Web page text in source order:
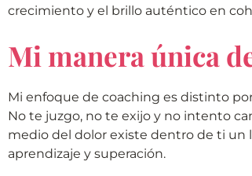
crecimiento y el brillo auténtico en
Mi manera única
Mi enfoque de coaching es distinto
No te juzgo, no te exijo y no intento
medio del dolor existe dentro de ti un
aprendizaje y superación.